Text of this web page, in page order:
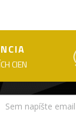
CIEN